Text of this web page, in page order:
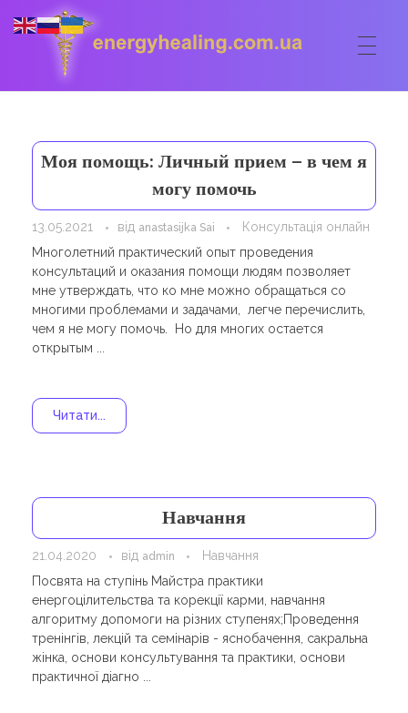
Energyhealing
Анастасія медіум,контактер,щоденник медіума,Майстер,цілительство,карма терапія,консультація онлайн,астрологія
ФОРУМ
ДОПОМОГА
Консультація онлайн
Сеанси
Астрологія
Очищення житла
ШКОЛА
Кодекс
Ангельське цілительство
Навчання
КОРИСНЕ
Сакральні тури
Карти Духів
КОНТАКТИ
Моя помощь: Личный прием – в чем я
могу помочь
13.05.2021 від anastasijka Sai
Консультація онлайн
Многолетний практический опыт проведения
консультаций и оказания помощи людям позволяет
мне утверждать, что ко мне можно обращаться со
многими проблемами и задачами, легче перечислить,
чем я не могу помочь. Но для многих остается
открытым ...
Читати...
Навчання
21.04.2020 від admin
Навчання
Посвята на ступінь Майстра практики
енергоцілительства та корекції карми, навчання
алгоритму допомоги на різних ступенях;Проведення
тренінгів, лекцій та семінарів - яснобачення, сакральна
жінка, основи консультування та практики, основи
практичної діагно ...